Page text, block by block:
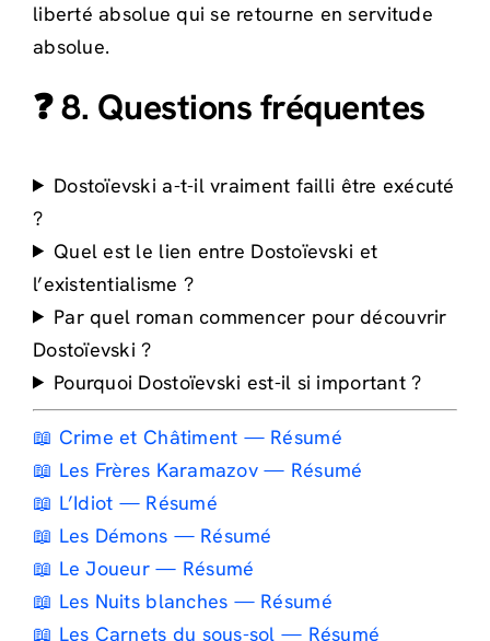
liberté absolue qui se retourne en servitude
absolue.
❓ 8. Questions fréquentes
Dostoïevski a-t-il vraiment failli être exécuté
?
Quel est le lien entre Dostoïevski et
l’existentialisme ?
Par quel roman commencer pour découvrir
Dostoïevski ?
Pourquoi Dostoïevski est-il si important ?
📖 Crime et Châtiment — Résumé
📖 Les Frères Karamazov — Résumé
📖 L’Idiot — Résumé
📖 Les Démons — Résumé
📖 Le Joueur — Résumé
📖 Les Nuits blanches — Résumé
📖 Les Carnets du sous-sol — Résumé